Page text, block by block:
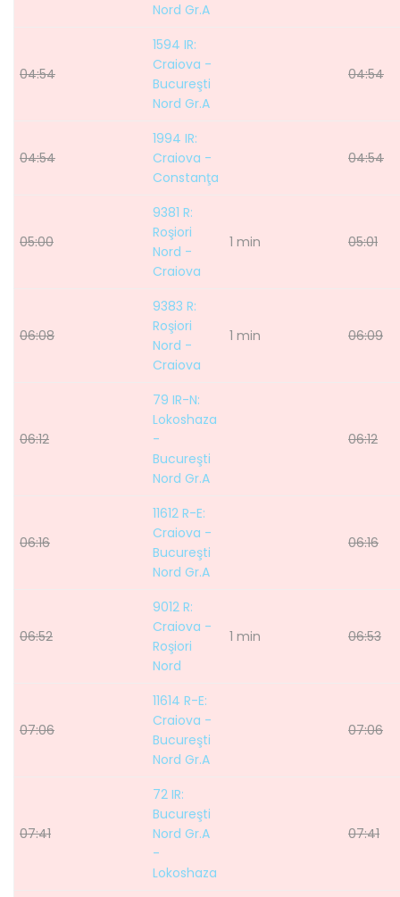
Nord Gr.A
04:54
1594 IR:
Craiova -
Bucureşti
Nord Gr.A
04:54
04:54
1994 IR:
Craiova -
Constanţa
04:54
05:00
9381 R:
Roşiori
Nord -
Craiova
1 min 05:01
06:08
9383 R:
Roşiori
Nord -
Craiova
1 min 06:09
06:12
79 IR-N:
Lokoshaza
-
Bucureşti
Nord Gr.A
06:12
06:16
11612 R-E:
Craiova -
Bucureşti
Nord Gr.A
06:16
06:52
9012 R:
Craiova -
Roşiori
Nord
1 min 06:53
07:06
11614 R-E:
Craiova -
Bucureşti
Nord Gr.A
07:06
07:41
72 IR:
Bucureşti
Nord Gr.A
-
Lokoshaza
07:41